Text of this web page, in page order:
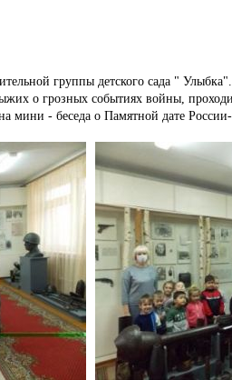
группы детского сада " Улыбка".
о грозных событиях войны,
мини - беседа о Памятной дате России-